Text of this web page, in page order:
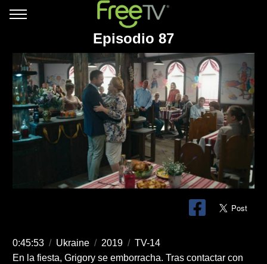
Episodio 87
0:45:53 / Ukraine / 2019 / TV-14
En la fiesta, Grigory se emborracha. Tras contactar con